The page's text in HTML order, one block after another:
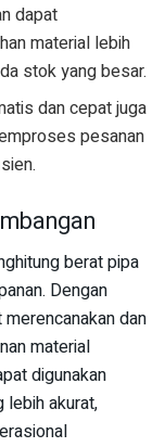
dapat
material lebih
stok yang besar.
dan cepat juga
pesanan
berat pipa
Dengan
dan
material
digunakan
lebih akurat,